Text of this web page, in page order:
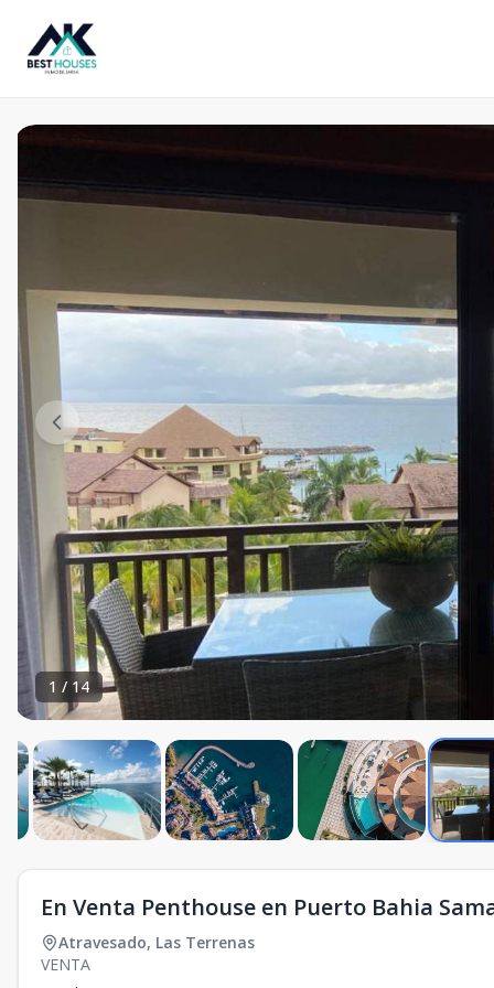
1 / 14
En Venta Penthouse en Puerto Bahia
Atravesado, Las Terrenas
VENTA